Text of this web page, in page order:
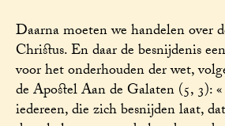
Daarna moeten we handelen over
Christus. En daar de besnijdenis
voor het onderhouden der wet,
de Apostel Aan de Galaten (5, 3):
iedereen, die zich besnijden laat,